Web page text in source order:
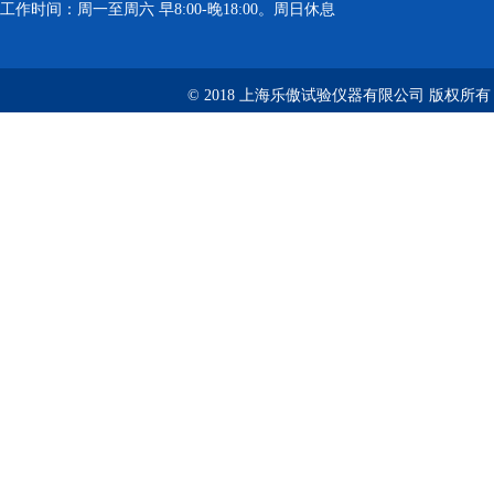
工作时间：周一至周六 早8:00-晚18:00。周日休息
© 2018 上海乐傲试验仪器有限公司 版权所